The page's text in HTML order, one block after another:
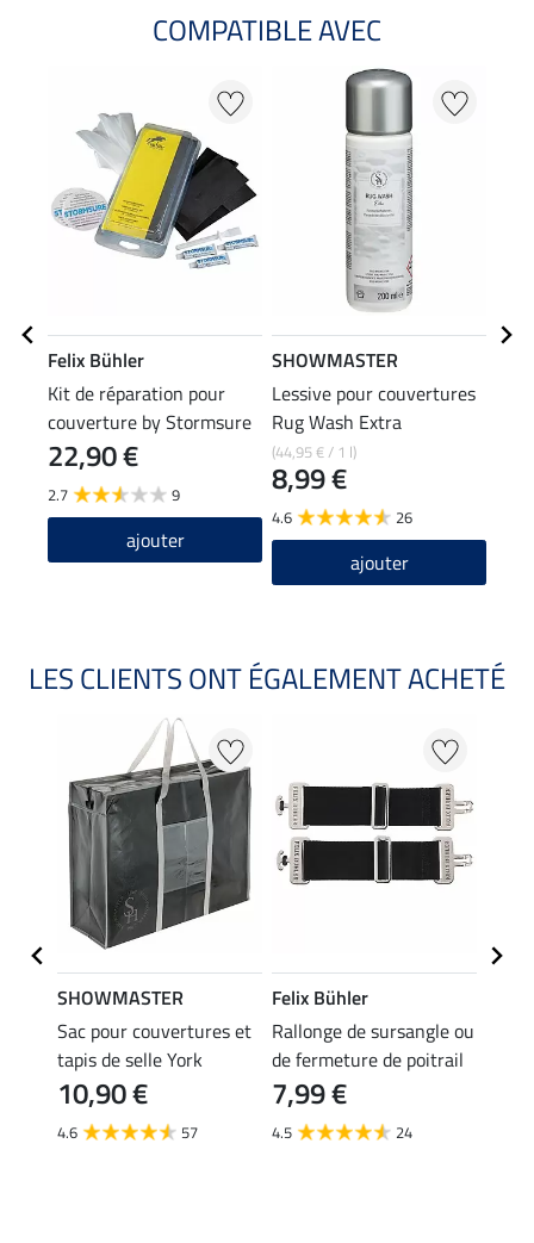
COMPATIBLE AVEC
Felix Bühler
Kit de réparation pour
couverture by Stormsure
22,90 €
2.7 9
ajouter
SHOWMASTER
Lessive pour couvertures
Rug Wash Extra
(44,95 € / 1 l)
8,99 €
4.6 26
ajouter
LES CLIENTS ONT ÉGALEMENT ACHETÉ
SHOWMASTER
Sac pour couvertures et
tapis de selle York
10,90 €
4.6 57
Felix Bühler
Rallonge de sursangle ou
de fermeture de poitrail
7,99 €
4.5 24